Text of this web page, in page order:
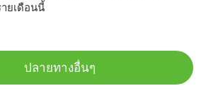
ยเดือนนี้
ปลายทางอื่นๆ